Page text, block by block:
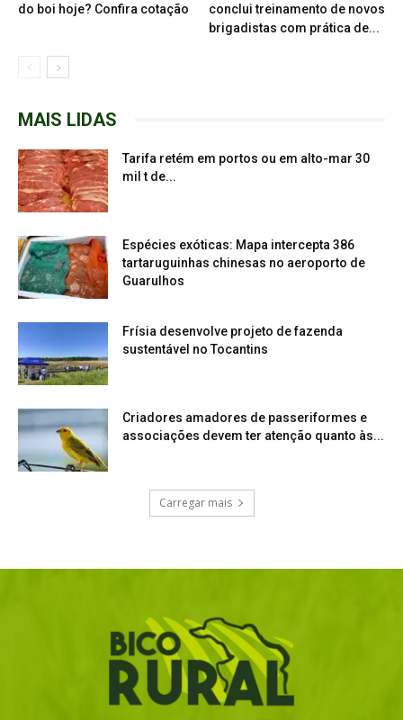
do boi hoje? Confira cotação
conclui treinamento de novos
brigadistas com prática de...
MAIS LIDAS
Tarifa retém em portos ou em alto-mar 30
mil t de...
Espécies exóticas: Mapa intercepta 386
tartaruguinhas chinesas no aeroporto de
Guarulhos
Frísia desenvolve projeto de fazenda
sustentável no Tocantins
Criadores amadores de passeriformes e
associações devem ter atenção quanto às...
Carregar mais